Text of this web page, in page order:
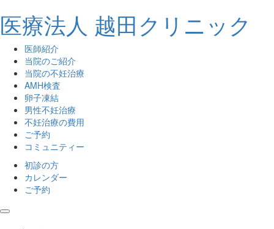
医療法人 越田クリニック
医師紹介
当院のご紹介
当院の不妊治療
AMH検査
卵子凍結
男性不妊治療
不妊治療の費用
ご予約
コミュニティー
初診の方
カレンダー
ご予約
toggle navigation